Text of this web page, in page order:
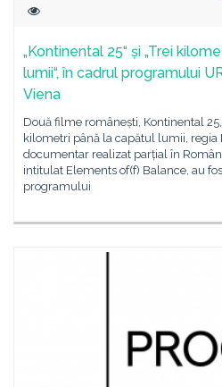
„Kontinental 25“ și „Trei
lumii“, în cadrul programului
Viena
Două filme românești, Kontinental
kilometri până la capătul lumii, regia
documentar realizat parțial în
intitulat Elements of(f) Balance, au
programului